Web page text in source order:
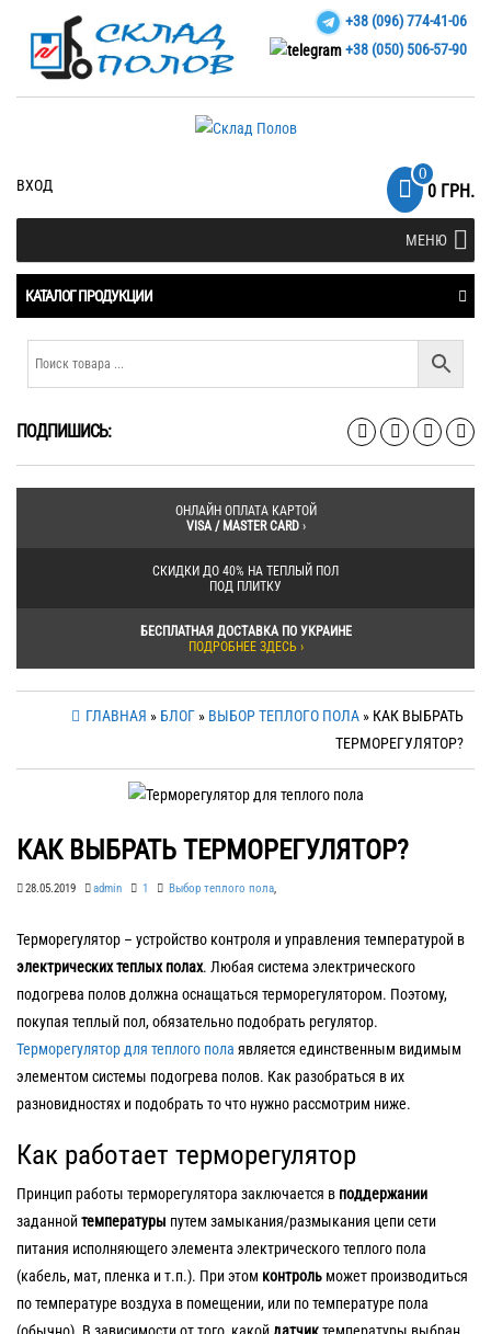
+38 (096) 774-41-06
+38 (050) 506-57-90
ВХОД
0
0 ГРН.
МЕНЮ
КАТАЛОГ ПРОДУКЦИИ
ПОДПИШИСЬ:
ОНЛАЙН ОПЛАТА КАРТОЙ
VISA / MASTER CARD›
СКИДКИ ДО 40% НА ТЕПЛЫЙ ПОЛ
ПОД ПЛИТКУ
БЕСПЛАТНАЯ ДОСТАВКА ПО УКРАИНЕ
ПОДРОБНЕЕ ЗДЕСЬ ›
ГЛАВНАЯ » БЛОГ » ВЫБОР ТЕПЛОГО ПОЛА » КАК ВЫБРАТЬ
ТЕРМОРЕГУЛЯТОР?
КАК ВЫБРАТЬ ТЕРМОРЕГУЛЯТОР?
28.05.2019 admin 1 Выбор теплого пола,
Терморегулятор – устройство контроля и управления температурой в
электрических теплых полах. Любая система электрического
подогрева полов должна оснащаться терморегулятором. Поэтому,
покупая теплый пол, обязательно подобрать регулятор.
Терморегулятор для теплого пола является единственным видимым
элементом системы подогрева полов. Как разобраться в их
разновидностях и подобрать то что нужно рассмотрим ниже.
Как работает терморегулятор
Принцип работы терморегулятора заключается в поддержании
заданнойтемпературы путем замыкания/размыкания цепи сети
питания исполняющего элемента электрического теплого пола
(кабель, мат, пленка и т.п.). При этом контроль может производиться
по температуре воздуха в помещении, или по температуре пола